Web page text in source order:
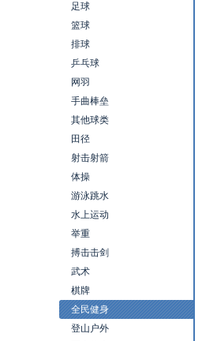
足球
篮球
排球
乒乓球
网羽
手曲棒垒
其他球类
田径
射击射箭
体操
游泳跳水
水上运动
举重
搏击击剑
武术
棋牌
全民健身
登山户外